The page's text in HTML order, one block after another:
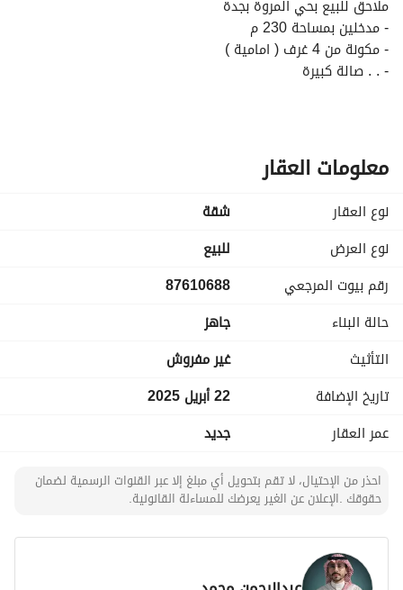
ملاحق للبيع بحي المروة بجدة
- مدخلين بمساحة 230 م
- مكونة من 4 غرف ( امامية )
- . . صالة كبيرة
- خزانات مستقلة علوي وسفلي
- غاز مركزي مستقل لكل شقة
- ⁠بنية تحتية متكاملة
- ⁠شبكة المياة
- ⁠شبكة الصرف الصحي
- ⁠ انترنت (الياف بصرية)
- - بالقرب من جميع الخدمات العامة
مرافق اضافية:
- نادي رياضي ( رجالي و نسائي)
- منطقة العاب اطفال
- 5 سنوات الكهرباء والسباكة
- 20 سنه قواطع وأفياش
اتحاد ملاك لمدة سنتين مجاناً
معلومات العقار
نوع العقار
شقة
نوع العرض
للبيع
رقم بيوت المرجعي
87610688
حالة البناء
جاهز
التأثيث
غير مفروش
تاريخ الإضافة
22 أبريل 2025
عمر العقار
جديد
احذر من الإحتيال، لا تقم بتحويل أي مبلغ إلا عبر القنوات الرسمية لضمان
حقوقك .الإعلان عن الغير يعرضك للمساءلة القانونية.